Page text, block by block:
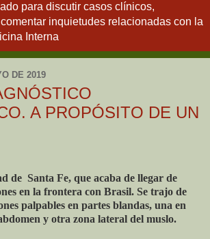
para discutir casos clínicos,
inquietudes relacionadas con la
Interna
DE 2019
A PROPÓSITO DE UN
de Santa Fe, que acaba de llegar de
en la frontera con Brasil. Se trajo de
palpables en partes blandas, una en
y otra zona lateral del muslo.